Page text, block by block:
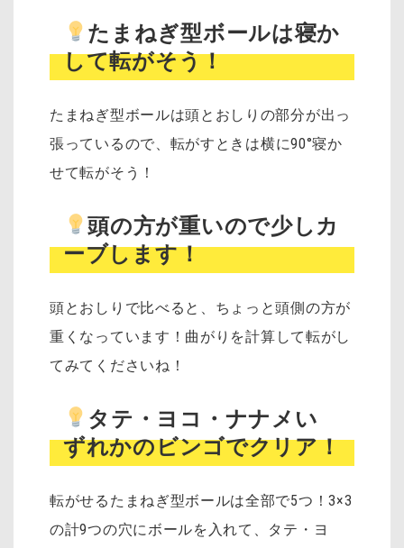
たまねぎ型ボールは寝か
して転がそう！
たまねぎ型ボールは頭とおしりの部分が出っ
張っているので、 転がすときは横に90°寝か
せて転がそう！
頭の方が重いので少しカ
ーブします！
頭とおしりで比べると、ちょっと頭側の方が
重くなっています！ 曲がりを計算して転がし
てみてくださいね！
タテ・ヨコ・ナナメい
ずれかのビンゴでクリア！
転がせるたまねぎ型ボールは全部で5つ！3×3
の計9つの穴にボールを入れて、タテ・ヨ